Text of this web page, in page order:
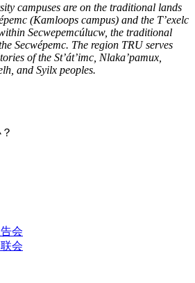
campuses are on the traditional lands
(Kamloops campus) and the T’exelc
Secwepemcúlucw, the traditional
Secwépemc. The region TRU serves
of the St’át’imc, Nlaka’pamux,
and Syilx peoples.
会
会